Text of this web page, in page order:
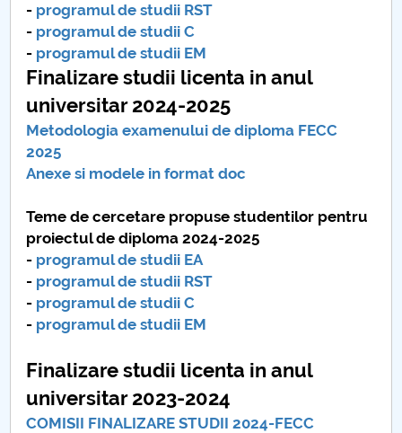
UPIT for the community
IOSUD/CSUD – PhD studies
Comisie de etica unversitară
Evenimente CUP
Raportul Conducerii Centrului Universitar Pitești
privind implementarea Planului Operațional 2020-
2024
Parteneri CUP
Centrul de Consiliere și Orientare în Carieră
Chestionar angajabilitate ALUMNI – UPB
- programul de studii RST
- programul de studii C
- programul de studii EM
Finalizare studii licenta in anul
universitar 2024-2025
Metodologia examenului de diploma FECC
2025
Anexe si modele in format doc
Teme de cercetare propuse studentilor pentru
proiectul de diploma 2024-2025
- programul de studii EA
- programul de studii RST
- programul de studii C
- programul de studii EM
Finalizare studii licenta in anul
universitar 2023-2024
COMISII FINALIZARE STUDII 2024-FECC